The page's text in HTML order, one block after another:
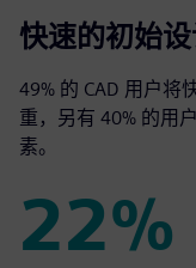
49%
快速的初始
49% 的 CAD 用户将
重，另有 40% 的用
素。
22%